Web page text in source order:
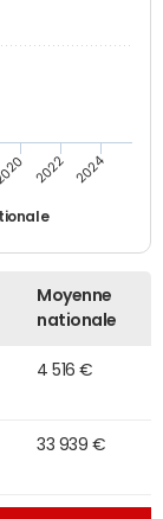
2022 2024
Moyenne
nationale
4 516 €
33 939 €